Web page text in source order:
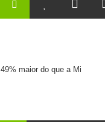
maior do que a Mi